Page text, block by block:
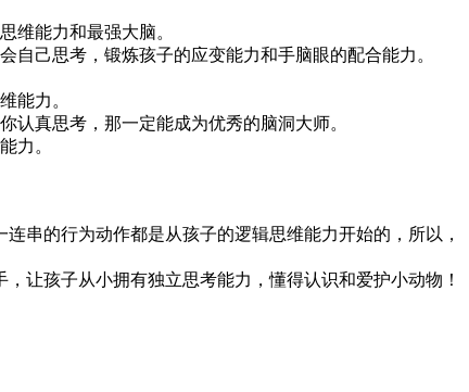
维能力和最强大脑。
己思考，锻炼孩子的应变能力和手脑眼的配合能力。
能力。
真思考，那一定能成为优秀的脑洞大师。
力。
串的行为动作都是从孩子的逻辑思维能力开始的，所以，
让孩子从小拥有独立思考能力，懂得认识和爱护小动物！